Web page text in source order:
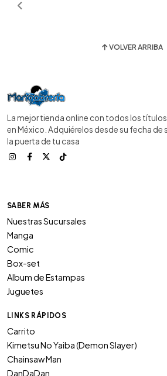
VOLVER ARRIBA
La mejor tienda online con todos los
en México. Adquiérelos desde su fecha de
la puerta de tu casa
SABER MÁS
Nuestras Sucursales
Manga
Comic
Box-set
Album de Estampas
Juguetes
LINKS RÁPIDOS
Carrito
Kimetsu No Yaiba (Demon Slayer)
Chainsaw Man
DanDaDan